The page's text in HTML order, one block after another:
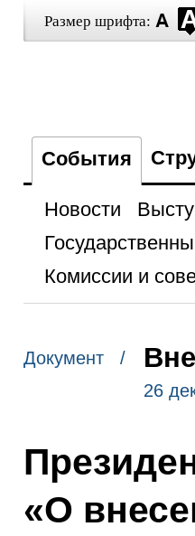
Размер шрифта:
События
Новости
Комиссии и
Документ /
26
«О